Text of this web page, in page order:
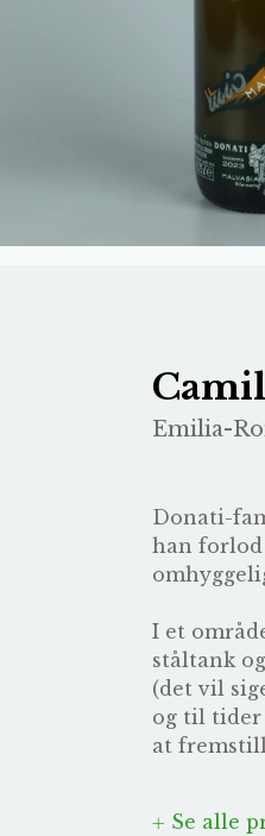
Emilia-
Donati-
han forlod
I et
ståltank
(det vil
og til tider
at
Se alle